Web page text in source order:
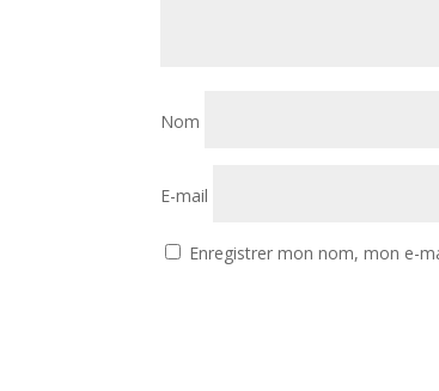
Nom
E-mail
Enregistrer mon nom, mon e-